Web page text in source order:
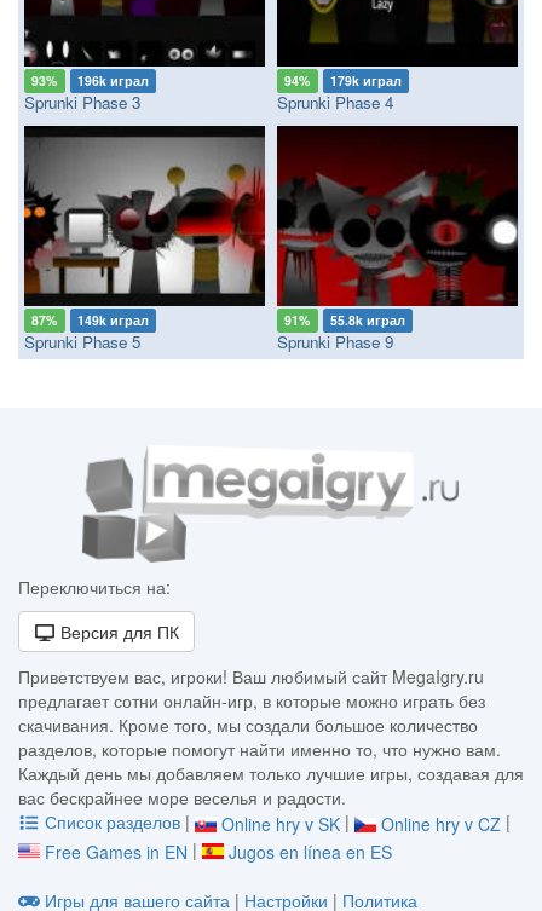
93% 196k играл
Sprunki Phase 3
94% 179k играл
Sprunki Phase 4
87% 149k играл
Sprunki Phase 5
91% 55.8k играл
Sprunki Phase 9
Переключиться на:
Версия для ПК
Приветствуем вас, игроки! Ваш любимый сайт MegaIgry.ru
предлагает сотни онлайн-игр, в которые можно играть без
скачивания. Кроме того, мы создали большое количество
разделов, которые помогут найти именно то, что нужно вам.
Каждый день мы добавляем только лучшие игры, создавая для
вас бескрайнее море веселья и радости.
Список разделов | Online hry v SK | Online hry v CZ |
Free Games in EN |
Jugos en línea en ES
Игры для вашего сайта | Настройки | Политика